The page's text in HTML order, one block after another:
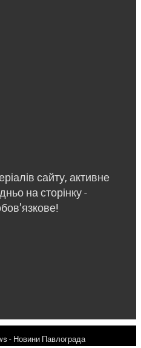
сайту, активне
на сторінку -
- Новини Павлограда